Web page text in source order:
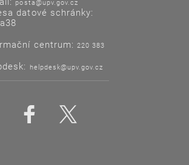
posta@upv.gov.cz
datové schránky:
centrum: 220 383
helpdesk@upv.gov.cz